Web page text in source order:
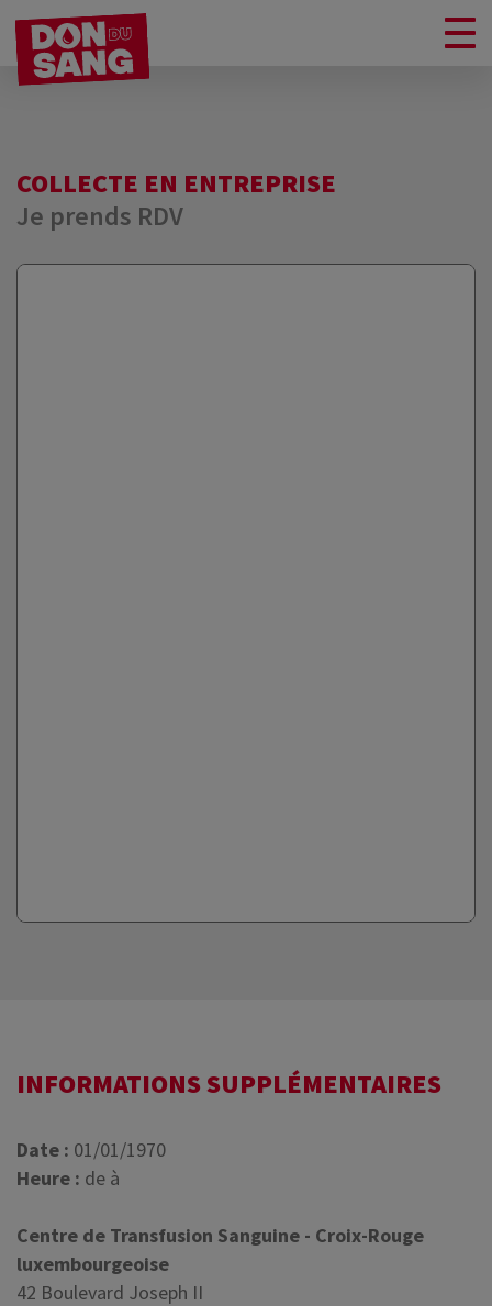
COLLECTE EN ENTREPRISE
Je prends RDV
INFORMATIONS SUPPLÉMENTAIRES
Date : 01/01/1970
Heure : de à
Centre de Transfusion Sanguine - Croix-Rouge
luxembourgeoise
42 Boulevard Joseph II